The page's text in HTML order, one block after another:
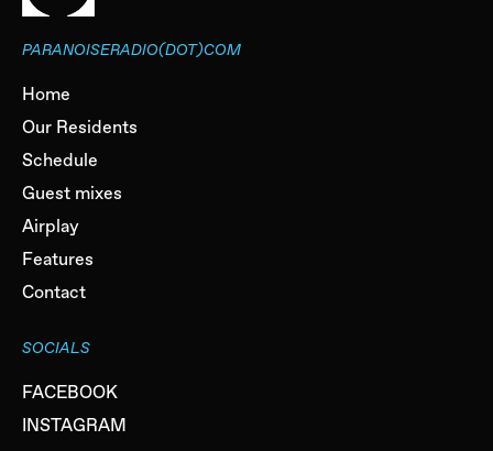
PARANOISERADIO(DOT)COM
Home
Our Residents
Schedule
Guest mixes
Airplay
Features
Contact
SOCIALS
FACEBOOK
INSTAGRAM